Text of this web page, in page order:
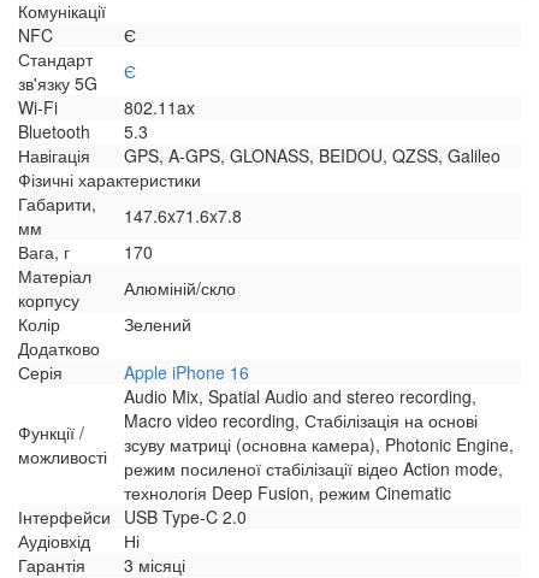
Комунікації
NFC
Є
Стандарт
зв'язку 5G
Є
Wi-Fi
802.11ax
Bluetooth
5.3
Навігація
GPS, A-GPS, GLONASS, BEIDOU, QZSS, Galileo
Фізичні характеристики
Габарити,
мм
147.6x71.6x7.8
Вага, г
170
Матеріал
корпусу
Алюміній/скло
Колір
Зелений
Додатково
Серія
Apple iPhone 16
Функції /
можливості
Audio Mix, Spatial Audio and stereo recording,
Macro video recording, Стабілізація на основі
зсуву матриці (основна камера), Photonic Engine,
режим посиленої стабілізації відео Action mode,
технологія Deep Fusion, режим Cinematic
Інтерфейси
USB Type-C 2.0
Аудіовхід
Ні
Гарантія
3 місяці